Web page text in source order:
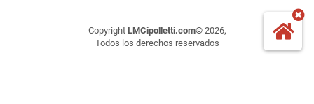
Copyright LMCipolletti.com© 2026,
Todos los derechos reservados